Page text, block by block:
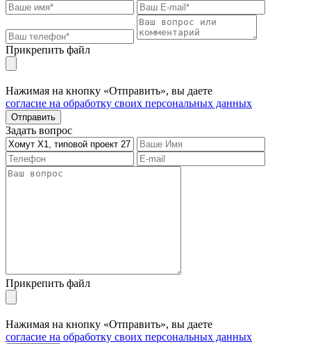
Прикрепить файл
Нажимая на кнопку «Отправить», вы даете
согласие на обработку своих персональных данных
Отправить
Задать вопрос
Прикрепить файл
Нажимая на кнопку «Отправить», вы даете
согласие на обработку своих персональных данных